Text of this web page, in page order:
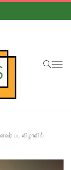
பட விழாவில்